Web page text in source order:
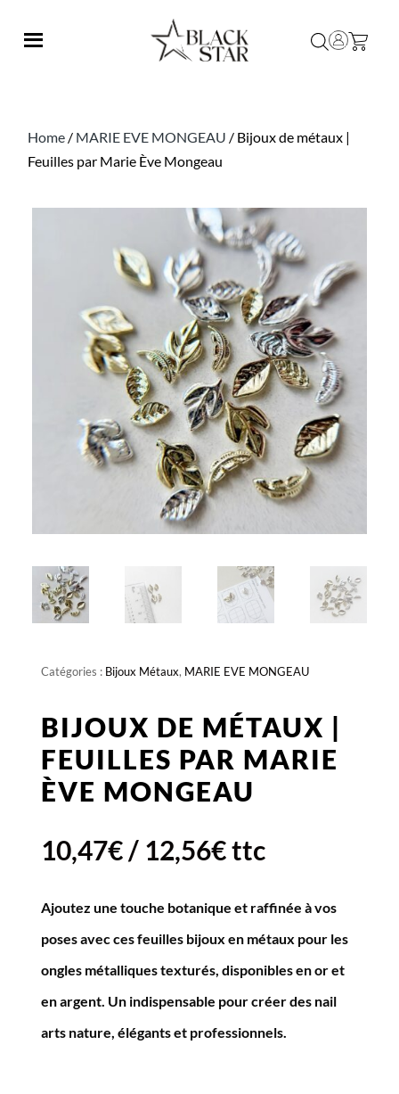
Home / MARIE EVE MONGEAU / Bijoux de métaux |
Feuilles par Marie Ève Mongeau
Catégories : Bijoux Métaux, MARIE EVE MONGEAU
BIJOUX DE MÉTAUX |
FEUILLES PAR MARIE
ÈVE MONGEAU
10,47€/ 12,56€ttc
Ajoutez une touche botanique et raffinée à vos
poses avec ces feuilles bijoux en métaux pour les
ongles métalliques texturés, disponibles en or et
en argent. Un indispensable pour créer des nail
arts nature, élégants et professionnels.